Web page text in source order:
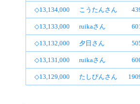
◇13,134,000 こうたんさん
◇13,133,000 ruikaさん
◇13,132,000 夕日さん
◇13,131,000 ruikaさん
◇13,129,000 たしぴんさん